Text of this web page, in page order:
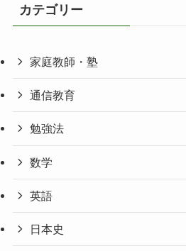
カテゴリー
家庭教師・塾
通信教育
勉強法
数学
英語
日本史